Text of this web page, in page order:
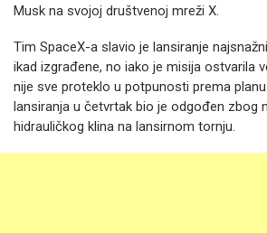
Musk na svojoj društvenoj mreži X.
Tim SpaceX-a slavio je lansiranje
ikad izgrađene, no iako je misija ostvarila
nije sve proteklo u potpunosti prema
lansiranja u četvrtak bio je odgođen zbog
hidrauličkog klina na lansirnom tornju.